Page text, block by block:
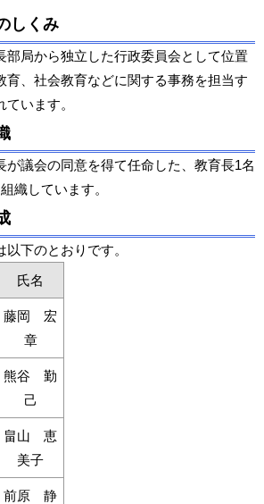
しくみ
局から独立した行政委員会として位置
育、社会教育などに関する事務を担当す
います。
議会の同意を得て任命した、教育長1名
織しています。
下のとおりです。
氏名
藤岡 宏
章
熊谷 勤
己
畠山 恵
美子
前原 静